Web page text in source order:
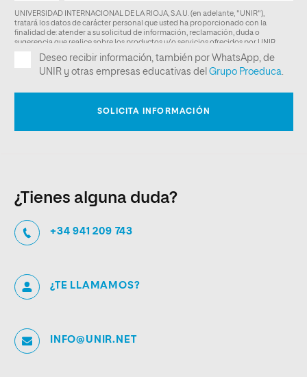
¿Tienes alguna duda?
+34 941 209 743
¿TE LLAMAMOS?
INFO@UNIR.NET